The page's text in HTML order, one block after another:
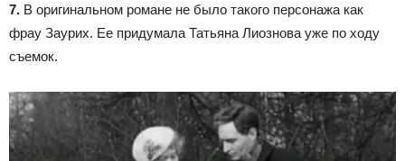
7. В оригинальном романе не было такого персонажа как
фрау Заурих. Ее придумала Татьяна Лиознова уже по ходу
съемок.